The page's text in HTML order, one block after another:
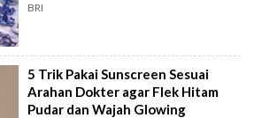
BRI
5 Trik Pakai Sunscreen Sesuai
Arahan Dokter agar Flek Hitam
Pudar dan Wajah Glowing